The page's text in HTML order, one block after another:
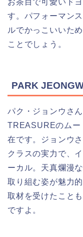
お茶目で可愛いド
す。パフォーマン
ルでかっこいいた
ことでしょう。
PARK
パク・ジョンウさ
TREASUREのムー
在です。ジョンウ
クラスの実力で、
ーカル。天真爛漫
取り組む姿が魅力
取材を受けたこと
ですよ。